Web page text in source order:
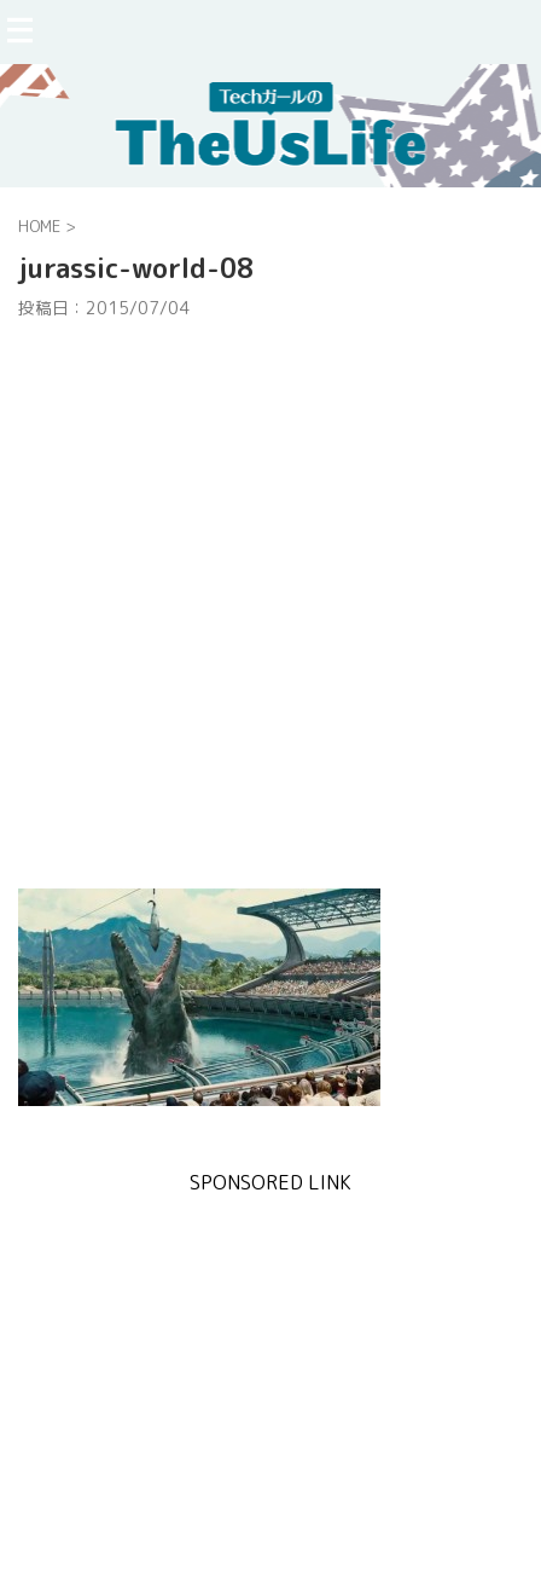
HOME >
jurassic-world-08
投稿日： 2015/07/04
SPONSORED LINK